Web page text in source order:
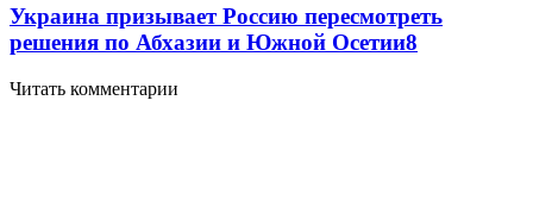
Украина призывает Россию пересмотреть
решения по Абхазии и Южной Осетии8
Читать комментарии